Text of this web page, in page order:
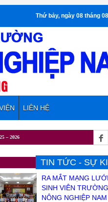
Thứ bảy, ngày 08 tháng
LIÊN HỆ
TIN TỨC - SỰ
RA MẮT MẠNG
SINH VIÊN
NÔNG NGHIỆP